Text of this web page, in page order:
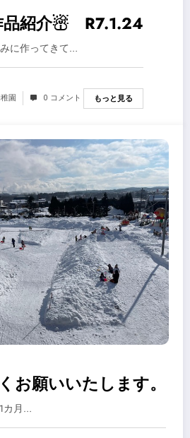
品紹介☃ R7.1.24
に作ってきて…
園 0 コメント もっと見る
お願いいたします。
カ月…